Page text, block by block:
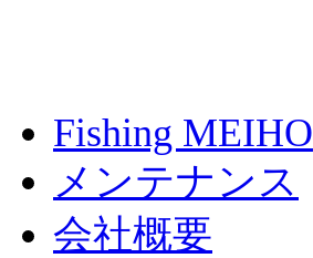
Fishing MEIHO
メンテナンス
会社概要